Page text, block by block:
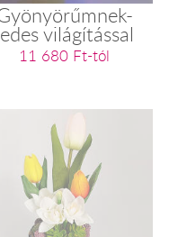
világítással
11 680 Ft-tól